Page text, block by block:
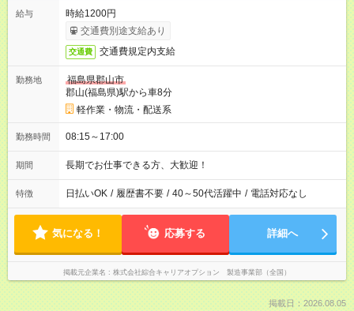
給与
時給1200円
交通費別途支給あり
交通費 交通費規定内支給
勤務地
福島県郡山市
郡山(福島県)駅から車8分
軽作業・物流・配送系
勤務時間 08:15～17:00
期間 長期でお仕事できる方、大歓迎！
特徴 日払いOK / 履歴書不要 / 40～50代活躍中 / 電話対応なし
気になる！ 応募する 詳細へ
掲載元企業名 株式会社綜合キャリアオプション 製造事業部（全国）
掲載日：2026.08.05